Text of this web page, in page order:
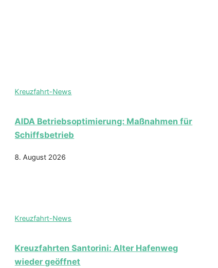
Kreuzfahrt-News
AIDA Betriebsoptimierung: Maßnahmen für
Schiffsbetrieb
8. August 2026
Kreuzfahrt-News
Kreuzfahrten Santorini: Alter Hafenweg
wieder geöffnet